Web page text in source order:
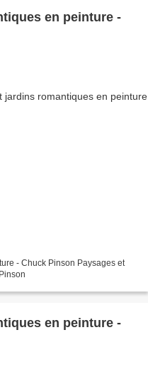
en peinture -
- Chuck Pinson Paysages et
- Chuck Pinson
en peinture -